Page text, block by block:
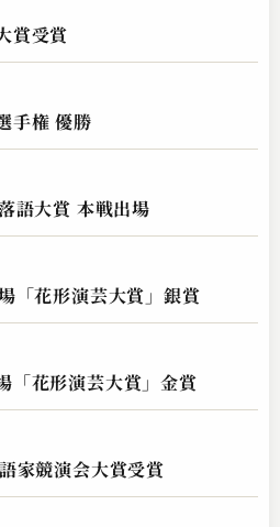
賞受賞
手権 優勝
語大賞 本戦出場
花形演芸大賞」銀賞
花形演芸大賞」金賞
家競演会大賞受賞